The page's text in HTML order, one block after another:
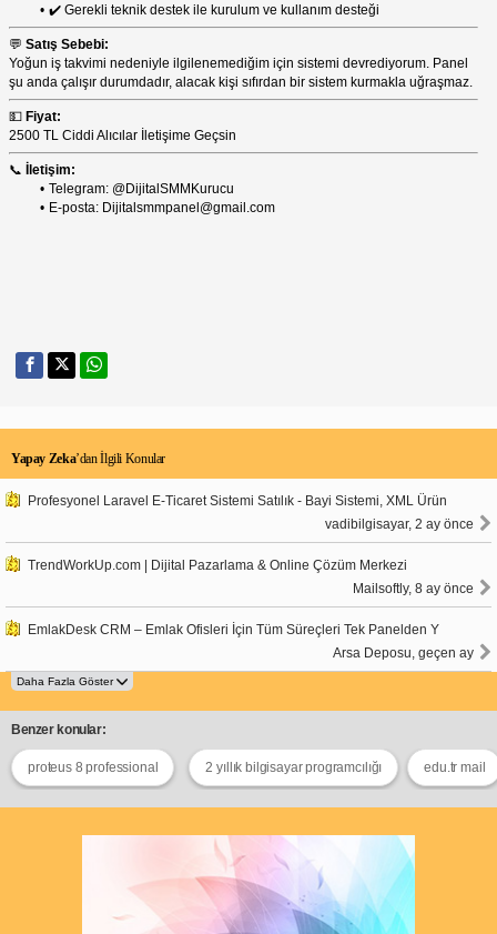
✔️ Gerekli teknik destek ile kurulum ve kullanım desteği
💬 Satış Sebebi:
Yoğun iş takvimi nedeniyle ilgilenemediğim için sistemi devrediyorum. Panel
şu anda çalışır durumdadır, alacak kişi sıfırdan bir sistem kurmakla uğraşmaz.
💵 Fiyat:
2500 TL Ciddi Alıcılar İletişime Geçsin
📞 İletişim:
Telegram: @DijitalSMMKurucu
E-posta: Dijitalsmmpanel@gmail.com
Yapay Zeka’dan İlgili Konular
Profesyonel Laravel E-Ticaret Sistemi Satılık - Bayi Sistemi, XML Ürün
vadibilgisayar, 2 ay önce
TrendWorkUp.com | Dijital Pazarlama & Online Çözüm Merkezi
Mailsoftly, 8 ay önce
EmlakDesk CRM – Emlak Ofisleri İçin Tüm Süreçleri Tek Panelden Y
Arsa Deposu, geçen ay
Benzer konular:
proteus 8 professional 2 yıllık bilgisayar programcılığı edu.tr mail